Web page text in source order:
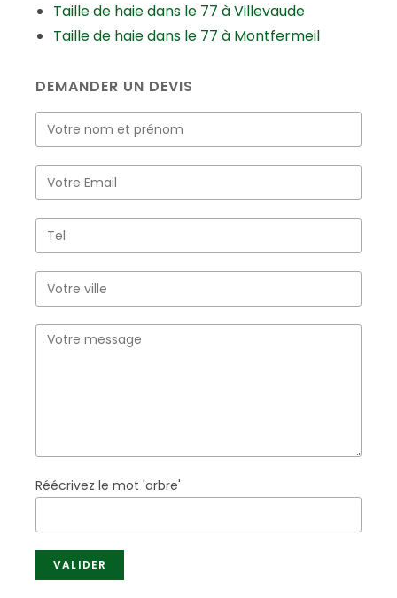
Taille de haie dans le 77 à Villevaude
Taille de haie dans le 77 à Montfermeil
DEMANDER UN DEVIS
Réécrivez le mot 'arbre'